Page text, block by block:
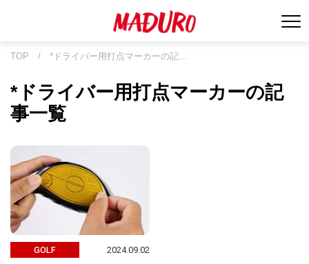
TOP / *ドライバー用打点マーカーの記…
*ドライバー用打点マーカーの記
事一覧
GOLF 2024.09.02